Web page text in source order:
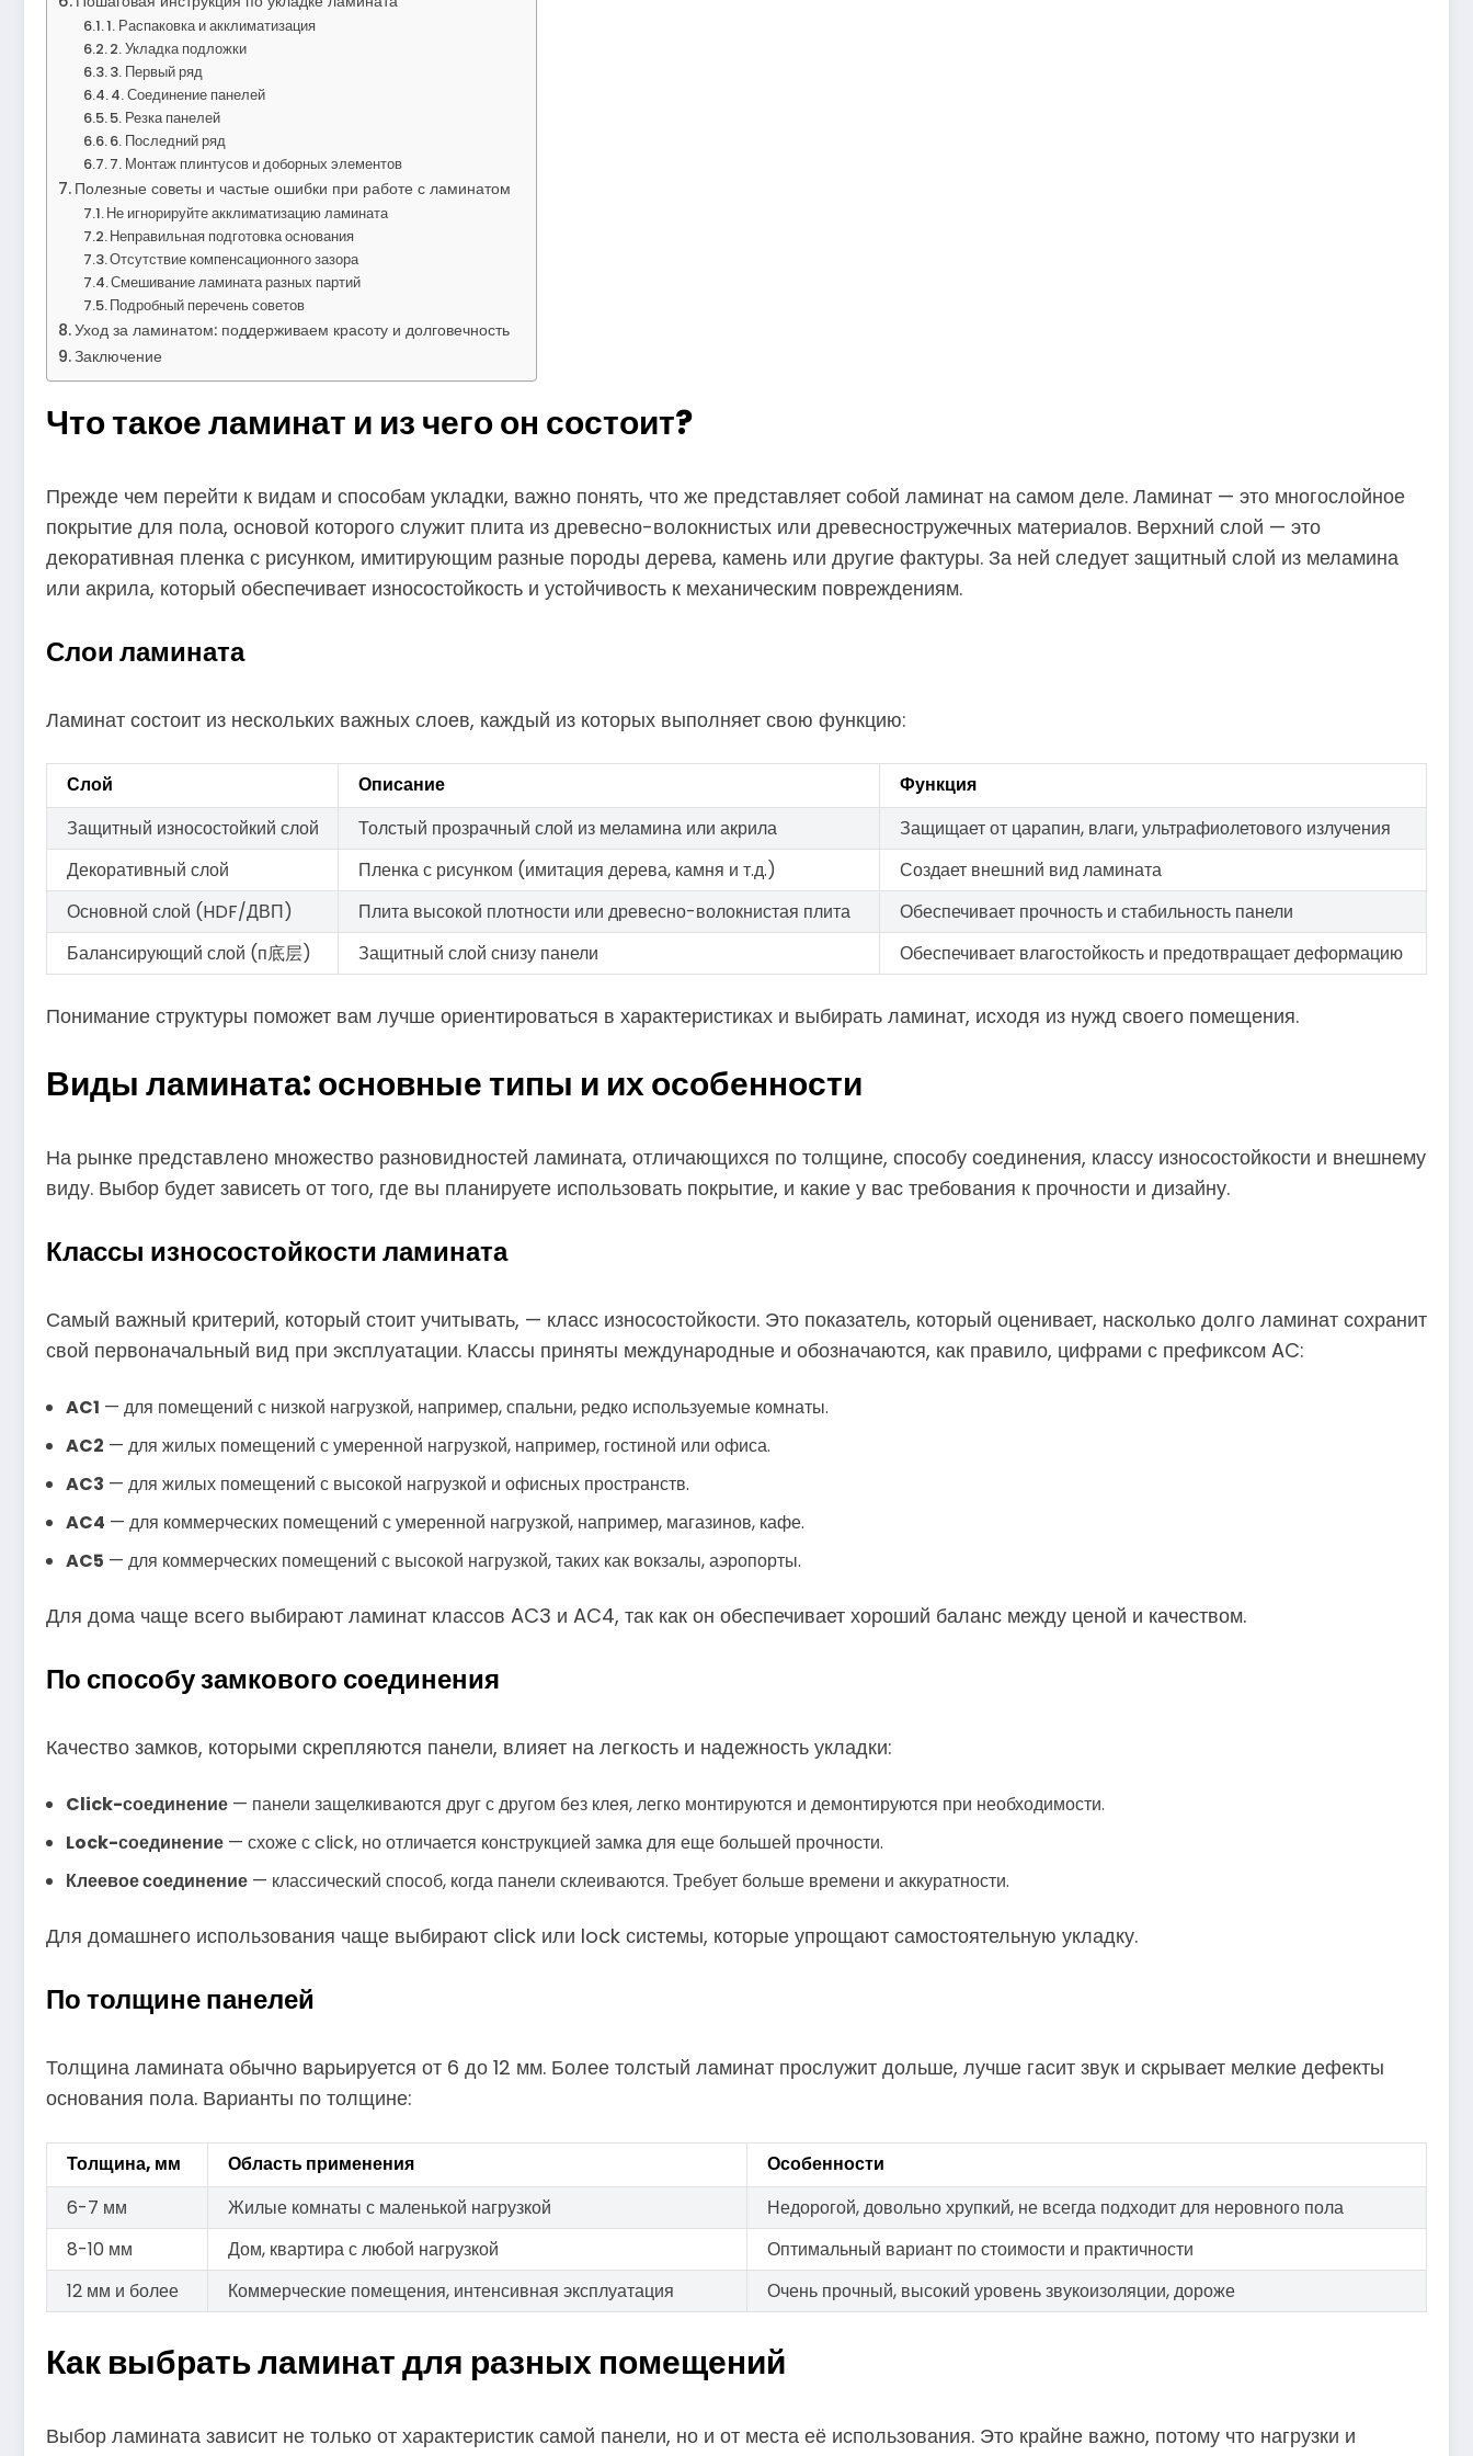
1. Распаковка и акклиматизация
2. Укладка подложки
3. Первый ряд
4. Соединение панелей
5. Резка панелей
6. Последний ряд
7. Монтаж плинтусов и доборных элементов
Полезные советы и частые ошибки при работе с ламинатом
Не игнорируйте акклиматизацию ламината
Неправильная подготовка основания
Отсутствие компенсационного зазора
Смешивание ламината разных партий
Подробный перечень советов
Уход за ламинатом: поддерживаем красоту и долговечность
Заключение
Что такое ламинат и из чего он состоит?
Прежде чем перейти к видам и способам укладки, важно понять, что же представляет собой ламинат на самом деле. Ламинат — это многослойное
покрытие для пола, основой которого служит плита из древесно-волокнистых или древесностружечных материалов. Верхний слой — это
декоративная пленка с рисунком, имитирующим разные породы дерева, камень или другие фактуры. За ней следует защитный слой из меламина
или акрила, который обеспечивает износостойкость и устойчивость к механическим повреждениям.
Слои ламината
Ламинат состоит из нескольких важных слоев, каждый из которых выполняет свою функцию:
Слой Описание
Функция
Защитный износостойкий слой
Толстый прозрачный слой из меламина или акрила
Защищает от царапин, влаги, ультрафиолетового излучения
Декоративный слой
Пленка с рисунком (имитация дерева, камня и т.д.)
Создает внешний вид ламината
Основной слой (HDF/ДВП)
Плита высокой плотности или древесно-волокнистая плита
Обеспечивает прочность и стабильность панели
Балансирующий слой (п底层)
Защитный слой снизу панели Обеспечивает влагостойкость и предотвращает деформацию
Понимание структуры поможет вам лучше ориентироваться в характеристиках и выбирать ламинат, исходя из нужд своего помещения.
Виды ламината: основные типы и их особенности
На рынке представлено множество разновидностей ламината, отличающихся по толщине, способу соединения, классу износостойкости и внешнему
виду. Выбор будет зависеть от того, где вы планируете использовать покрытие, и какие у вас требования к прочности и дизайну.
Классы износостойкости ламината
Самый важный критерий, который стоит учитывать, — класс износостойкости. Это показатель, который оценивает, насколько долго ламинат сохранит
свой первоначальный вид при эксплуатации. Классы приняты международные и обозначаются, как правило, цифрами с префиксом AC:
AC1 — для помещений с низкой нагрузкой, например, спальни, редко используемые комнаты.
AC2 — для жилых помещений с умеренной нагрузкой, например, гостиной или офиса.
AC3 — для жилых помещений с высокой нагрузкой и офисных пространств.
AC4 — для коммерческих помещений с умеренной нагрузкой, например, магазинов, кафе.
AC5 — для коммерческих помещений с высокой нагрузкой, таких как вокзалы, аэропорты.
Для дома чаще всего выбирают ламинат классов AC3 и AC4, так как он обеспечивает хороший баланс между ценой и качеством.
По способу замкового соединения
Качество замков, которыми скрепляются панели, влияет на легкость и надежность укладки:
Click-соединение — панели защелкиваются друг с другом без клея, легко монтируются и демонтируются при необходимости.
Lock-соединение — схоже с click, но отличается конструкцией замка для еще большей прочности.
Клеевое соединение — классический способ, когда панели склеиваются. Требует больше времени и аккуратности.
Для домашнего использования чаще выбирают click или lock системы, которые упрощают самостоятельную укладку.
По толщине панелей
Толщина ламината обычно варьируется от 6 до 12 мм. Более толстый ламинат прослужит дольше, лучше гасит звук и скрывает мелкие дефекты
основания пола. Варианты по толщине:
Толщина, мм Область применения
Особенности
6-7 мм
Жилые комнаты с маленькой нагрузкой
Недорогой, довольно хрупкий, не всегда подходит для неровного пола
8-10 мм
Дом, квартира с любой нагрузкой
Оптимальный вариант по стоимости и практичности
12 мм и более
Коммерческие помещения, интенсивная эксплуатация Очень прочный, высокий уровень звукоизоляции, дороже
Как выбрать ламинат для разных помещений
Выбор ламината зависит не только от характеристик самой панели, но и от места её использования. Это крайне важно, потому что нагрузки и